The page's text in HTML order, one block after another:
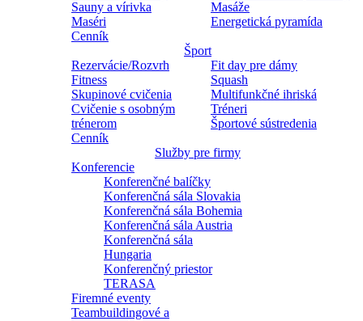
Sauny a vírivka
Masáže
Maséri
Energetická pyramída
Cenník
Šport
Rezervácie/Rozvrh
Fit day pre dámy
Fitness
Squash
Skupinové cvičenia
Multifunkčné ihriská
Cvičenie s osobným
trénerom
Tréneri
Športové sústredenia
Cenník
Služby pre firmy
Konferencie
Konferenčné balíčky
Konferenčná sála Slovakia
Konferenčná sála Bohemia
Konferenčná sála Austria
Konferenčná sála
Hungaria
Konferenčný priestor
TERASA
Firemné eventy
Teambuildingové a